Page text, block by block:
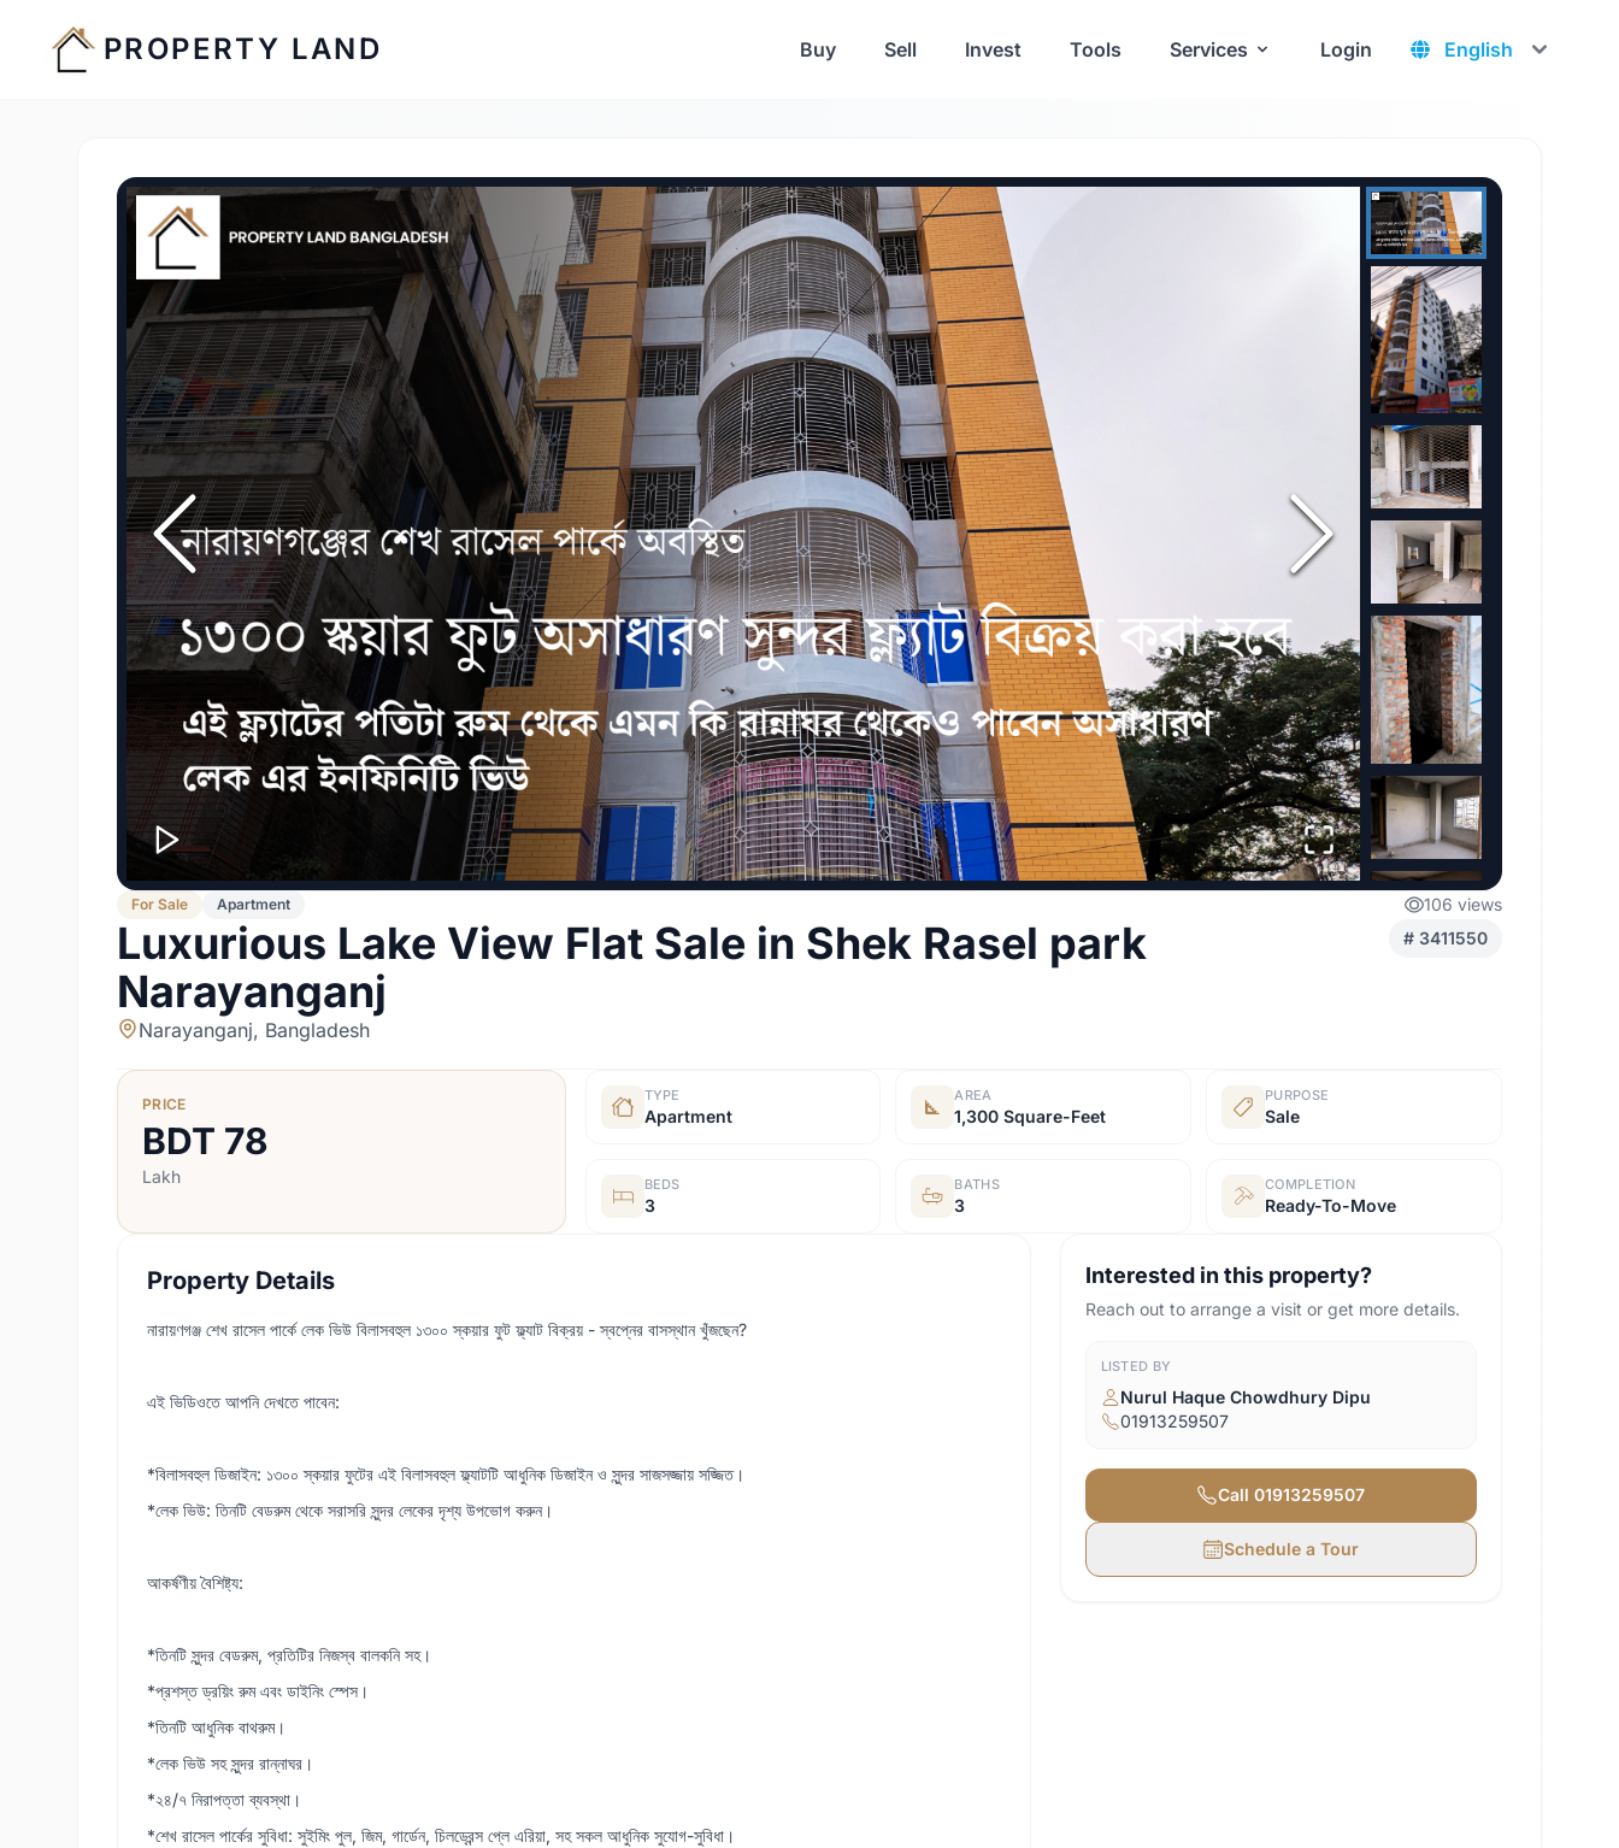
PROPERTY LAND Buy Sell Invest Tools Services Login
For Sale Apartment 106 views
Luxurious Lake View Flat Sale in Shek Rasel park
Narayanganj
# 3411550
Narayanganj, Bangladesh
PRICE
BDT 78
Lakh
TYPE
Apartment
AREA
1,300 Square-Feet
PURPOSE
Sale
BEDS
3
BATHS
3
COMPLETION
Ready-To-Move
Property Details
নারায়ণগঞ্জ শেখ রাসেল পার্কে লেক ভিউ বিলাসবহুল ১৩০০ স্কয়ার ফুট ফ্ল্যাট বিক্রয় - স্বপ্নের বাসস্থান খুঁজছেন?
এই ভিডিওতে আপনি দেখতে পাবেন:
*বিলাসবহুল ডিজাইন: ১৩০০ স্কয়ার ফুটের এই বিলাসবহুল ফ্ল্যাটটি আধুনিক ডিজাইন ও সুন্দর সাজসজ্জায় সজ্জিত।
*লেক ভিউ: তিনটি বেডরুম থেকে সরাসরি সুন্দর লেকের দৃশ্য উপভোগ করুন।
আকর্ষণীয় বৈশিষ্ট্য:
*তিনটি সুন্দর বেডরুম, প্রতিটির নিজস্ব বালকনি সহ।
*প্রশস্ত ড্রয়িং রুম এবং ডাইনিং স্পেস।
*তিনটি আধুনিক বাথরুম।
*লেক ভিউ সহ সুন্দর রান্নাঘর।
*২৪/৭ নিরাপত্তা ব্যবস্থা।
*শেখ রাসেল পার্কের সুবিধা: সুইমিং পুল, জিম, গার্ডেন, চিলড্রেন্স প্লে এরিয়া, সহ সকল আধুনিক সুযোগ-সুবিধা।
Interested in this property?
Reach out to arrange a visit or get more details.
LISTED BY
Nurul Haque Chowdhury Dipu
01913259507
Call01913259507
Schedule a Tour